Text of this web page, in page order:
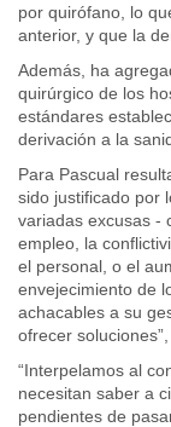
por quirófano, lo
anterior, y que la
Además, ha
quirúrgico de los
estándares
derivación a la
Para Pascual
sido justificado por
variadas excusas -
empleo, la
el personal, o el
envejecimiento de
achacables a su
ofrecer
“Interpelamos al
necesitan saber a
pendientes de